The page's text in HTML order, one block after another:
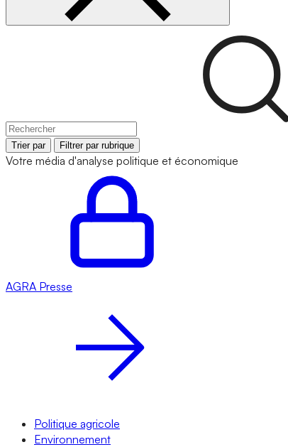
Trier par Filtrer par rubrique
Votre média d'analyse politique et économique
AGRA Presse
Politique agricole
Environnement